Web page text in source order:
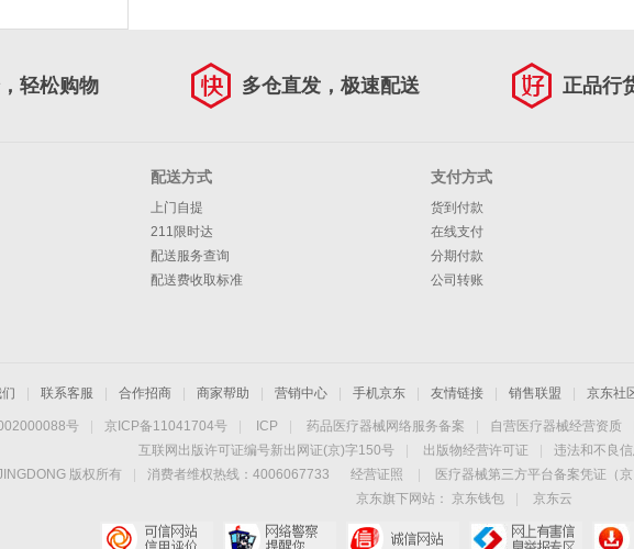
轻松购物 多仓直发，极速配送 正品行
配送方式
上门自提
211限时达
配送服务查询
配送费收取标准
支付方式
货到付款
在线支付
分期付款
公司转账
联系客服 合作招商 商家帮助 营销中心 手机京东 友情链接 销售联盟 京东社
号 京ICP备11041704号 ICP 药品医疗器械网络服务备案 自营医疗器械经营资质
互联网出版许可证编号新出网证(京)字150号
出版物经营许可证
违法和不良
版权所有 消费者维权热线：4006067733 经营证照 医疗器械第三方平台备案凭证（
京东旗下网站：
京东钱包
京东云